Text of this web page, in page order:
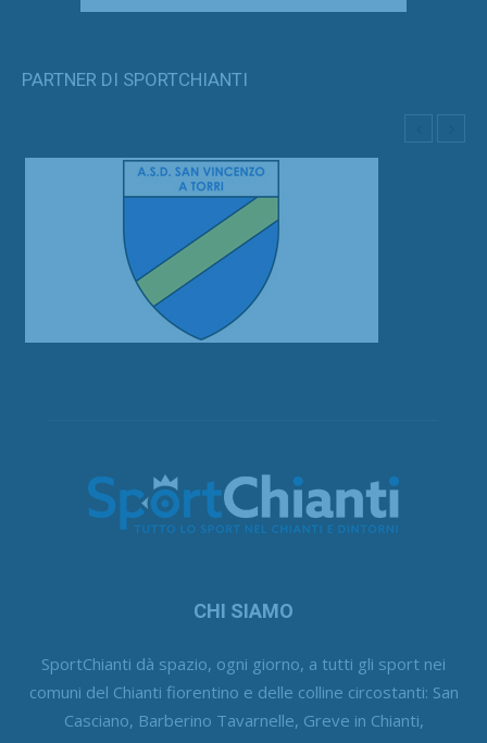
PARTNER DI SPORTCHIANTI
CHI SIAMO
SportChianti dà spazio, ogni giorno, a tutti gli sport nei
comuni del Chianti fiorentino e delle colline circostanti: San
Casciano, Barberino Tavarnelle, Greve in Chianti,